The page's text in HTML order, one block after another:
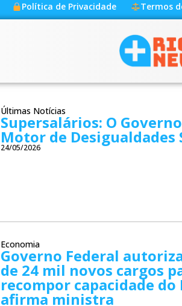
Política de Privacidade Termos
Últimas Notícias
Supersalários: O
Motor de Desigualdades
24/05/2026
Economia
Governo Federal
de 24 mil novos cargos
recompor capacidade do
afirma ministra